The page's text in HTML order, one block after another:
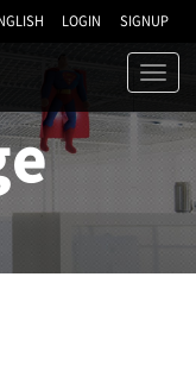
LOGIN SIGNUP